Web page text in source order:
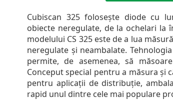
Cubiscan 325 folosește diode cu
obiecte neregulate, de la ochelari la
modelului CS 325 este de a lua
neregulate și neambalate.
permite, de asemenea, să
Conceput special pentru a măsura și
pentru aplicații de distribuție,
rapid unul dintre cele mai populare